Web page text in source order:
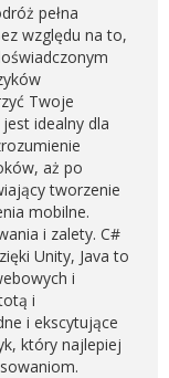
pełna
względu na to,
Twoje
idealny dla
aż po
tworzenie
mobilne.
i zalety. C#
Unity, Java to
i
i
i ekscytujące
który najlepiej